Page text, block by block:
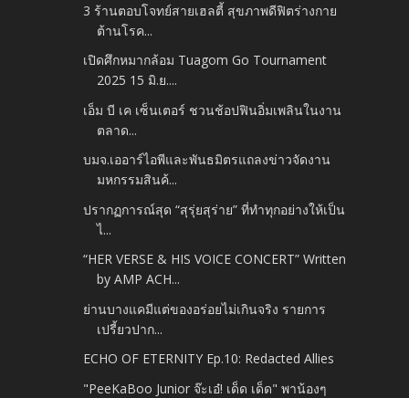
3 ร้านตอบโจทย์สายเฮลตี้ สุขภาพดีฟิตร่างกาย
ต้านโรค...
เปิดศึกหมากล้อม Tuagom Go Tournament
2025 15 มิ.ย....
เอ็ม บี เค เซ็นเตอร์ ชวนช้อปฟินอิ่มเพลินในงาน
ตลาด...
บมจ.เออาร์ไอพีและพันธมิตรแถลงข่าวจัดงาน
มหกรรมสินค้...
ปรากฏการณ์สุด “สุรุ่ยสุร่าย” ที่ทำทุกอย่างให้เป็น
ไ...
“HER VERSE & HIS VOICE CONCERT” Written
by AMP ACH...
ย่านบางแคมีแต่ของอร่อยไม่เกินจริง รายการ
เปรี้ยวปาก...
ECHO OF ETERNITY Ep.10: Redacted Allies
"PeeKaBoo Junior จ๊ะเอ๋! เด็ด เด็ด" พาน้องๆ